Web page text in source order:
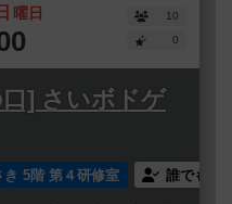
曜日
10
0
] さいボドゲ
き 5階 第４研修室 誰でも参